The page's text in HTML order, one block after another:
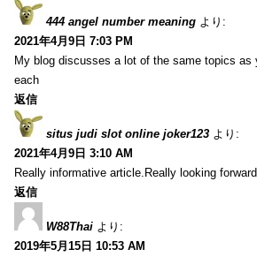
444 angel number meaning より:
2021年4月9日 7:03 PM
My blog discusses a lot of the same topics
each
返信
situs judi slot online joker123 より:
2021年4月9日 3:10 AM
Really informative article.Really looking
返信
W88Thai より:
2019年5月15日 10:53 AM